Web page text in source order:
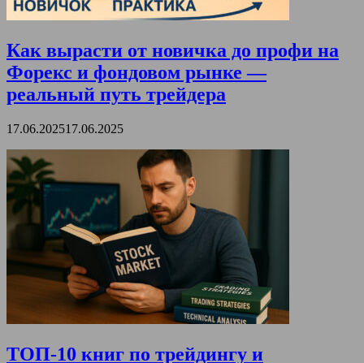
Как вырасти от новичка до профи на
Форекс и фондовом рынке —
реальный путь трейдера
17.06.202517.06.2025
ТОП-10 книг по трейдингу и